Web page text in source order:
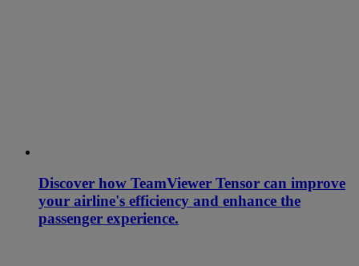
Discover how TeamViewer Tensor can improve
your airline's efficiency and enhance the
passenger experience.